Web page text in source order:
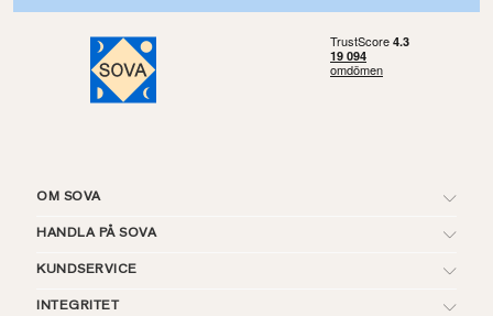
OM SOVA
HANDLA PÅ SOVA
KUNDSERVICE
INTEGRITET